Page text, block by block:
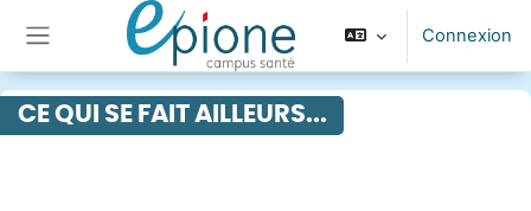
Passer au contenu principal
Panneau latéral
Connexion
CE QUI SE FAIT AILLEURS...